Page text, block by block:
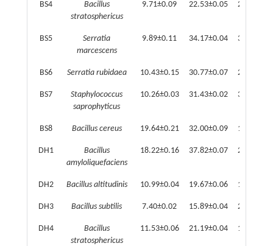
BS4
Bacillus
stratosphericus
9.71±0.09 22.53±0.05 2.32±0.02
BS5
Serratia
marcescens
9.89±0.11 34.17±0.04 3.46±0.04
BS6 Serratia rubidaea 10.43±0.15 30.77±0.07 2.95±0.03
BS7
Staphylococcus
saprophyticus
10.26±0.03 31.43±0.02 3.06±0.01
BS8 Bacillus cereus 19.64±0.21 32.00±0.09 1.63±0.01
DH1
Bacillus
amyloliquefaciens
18.22±0.16 37.82±0.07 2.08±0.02
DH2 Bacillus altitudinis 10.99±0.04 19.67±0.06 1.79±0.00
DH3 Bacillus subtilis 7.40±0.02 15.89±0.04 2.15±0.01
DH4
Bacillus
stratosphericus
11.53±0.06 21.19±0.04 1.84±0.01